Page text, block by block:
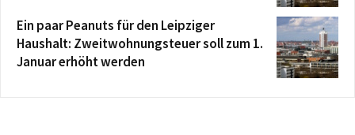
Ein paar Peanuts für den Leipziger
Haushalt: Zweitwohnungsteuer soll zum 1.
Januar erhöht werden